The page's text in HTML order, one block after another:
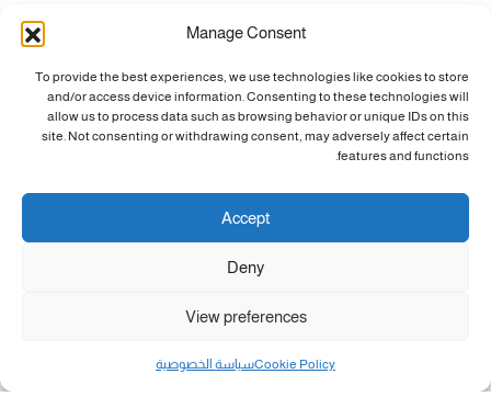
Manage Consent
To provide the best experiences, we use technologies like cookies to store
and/or access device information. Consenting to these technologies will
allow us to process data such as browsing behavior or unique IDs on this
site. Not consenting or withdrawing consent, may adversely affect certain
features and functions.
Accept
Deny
View preferences
Cookie Policyسياسة الخصوصية مال و أعمال